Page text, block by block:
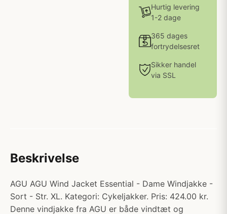
Hurtig levering
1-2 dage
365 dages
fortrydelsesret
Sikker handel
via SSL
Beskrivelse
AGU AGU Wind Jacket Essential - Dame Windjakke -
Sort - Str. XL. Kategori: Cykeljakker. Pris: 424.00 kr.
Denne vindjakke fra AGU er både vindtæt og